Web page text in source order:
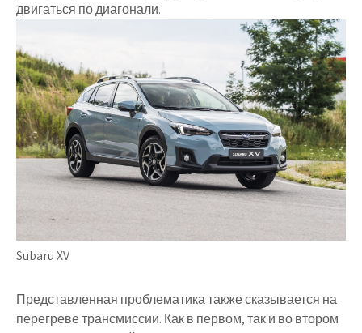
двигаться по диагонали.
Subaru XV
Представленная проблематика также сказывается на
перегреве трансмиссии. Как в первом, так и во втором